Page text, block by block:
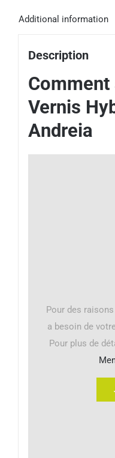
Additional information
Description
Vernis
Andreia
Pour des
a besoin de
Pour plus de